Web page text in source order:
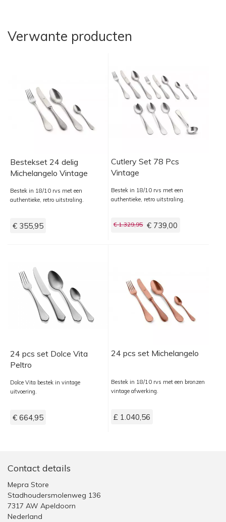
Verwante producten
Bestekset 24 delig
Michelangelo Vintage
Bestek in 18/10 rvs met een
authentieke, retro uitstraling.
€ 355,95
Cutlery Set 78 Pcs
Vintage
Bestek in 18/10 rvs met een
authentieke, retro uitstraling.
€ 1.329,95 € 739,00
24 pcs set Dolce Vita
Peltro
Dolce Vita bestek in vintage
uitvoering.
€ 664,95
24 pcs set Michelangelo
Bestek in 18/10 rvs met een bronzen
vintage afwerking.
£ 1.040,56
Contact details
Mepra Store
Stadhoudersmolenweg 136
7317 AW Apeldoorn
Nederland